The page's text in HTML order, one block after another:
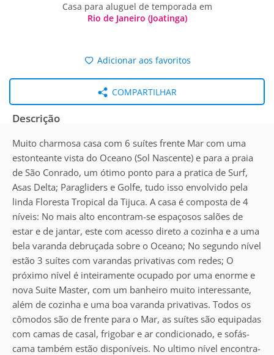
Casa para aluguel de temporada em
Rio de Janeiro (Joatinga)
Adicionar aos favoritos
COMPARTILHAR
Descrição
Muito charmosa casa com 6 suítes frente Mar com uma
estonteante vista do Oceano (Sol Nascente) e para a praia
de São Conrado, um ótimo ponto para a pratica de Surf,
Asas Delta; Paragliders e Golfe, tudo isso envolvido pela
linda Floresta Tropical da Tijuca. A casa é composta de 4
níveis: No mais alto encontram-se espaçosos salões de
estar e de jantar, este com acesso direto a cozinha e a uma
bela varanda debruçada sobre o Oceano; No segundo nível
estão 3 suítes com varandas privativas com redes; O
próximo nível é inteiramente ocupado por uma enorme e
nova Suite Master, com um banheiro muito interessante,
além de cozinha e uma boa varanda privativas. Todos os
cômodos são de frente para o Mar, as suítes são equipadas
com camas de casal, frigobar e ar condicionado, e sofás-
cama também estão disponíveis. No ultimo nível encontra-